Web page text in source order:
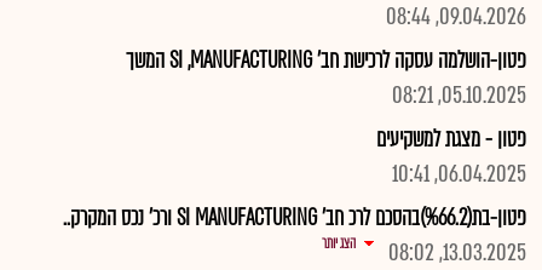
09.04.2026, 08:44
פטון-הושלמה עסקה לרכישת חב' SI ,MANUFACTURING המשך
05.10.2025, 08:21
פטון - מצגת למשקיעים
06.04.2025, 10:41
פטון-בת(%66.2)בהסכם לרכ חב' SI MANUFACTURING ורכ' נכס המקרק..
13.03.2025, 08:02
הצג יותר